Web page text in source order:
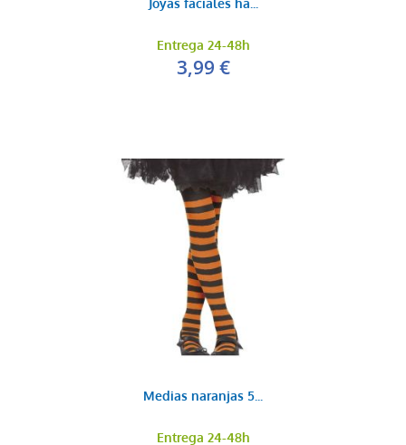
Joyas faciales ha...
Entrega 24-48h
3,99 €
Medias naranjas 5...
Entrega 24-48h